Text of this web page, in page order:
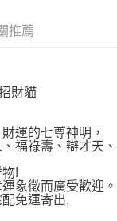
推薦
財貓
運的七尊神明，
福祿壽、辯才天、
!
象徵而廣受歡迎。
免運寄出,